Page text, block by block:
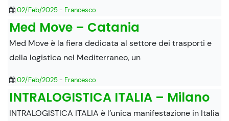
02/Feb/2025- Francesco
Med Move – Catania
Med Move è la fiera dedicata al settore dei trasporti e
della logistica nel Mediterraneo, un
02/Feb/2025- Francesco
INTRALOGISTICA ITALIA – Milano
INTRALOGISTICA ITALIA è l’unica manifestazione in Italia